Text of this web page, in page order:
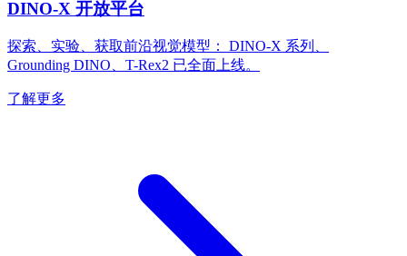
DINO-X 开放平台
探索、实验、获取前沿视觉模型： DINO-X 系列、
Grounding DINO、T-Rex2 已全面上线。
了解更多